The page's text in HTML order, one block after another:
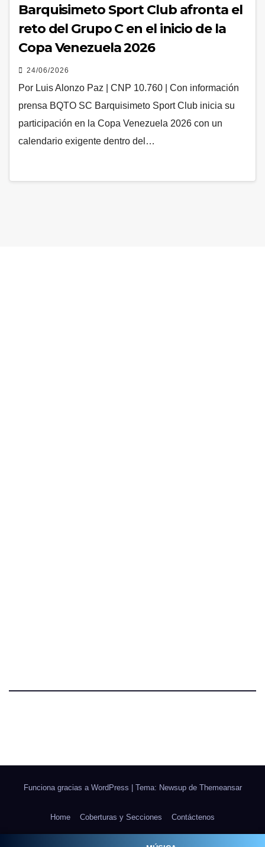
Barquisimeto Sport Club afronta el
reto del Grupo C en el inicio de la
Copa Venezuela 2026
24/06/2026
Por Luis Alonzo Paz | CNP 10.760 | Con información
prensa BQTO SC Barquisimeto Sport Club inicia su
participación en la Copa Venezuela 2026 con un
calendario exigente dentro del…
Funciona gracias a WordPress Tema: Newsup de Themeansar
Home Coberturas y Secciones Contáctenos